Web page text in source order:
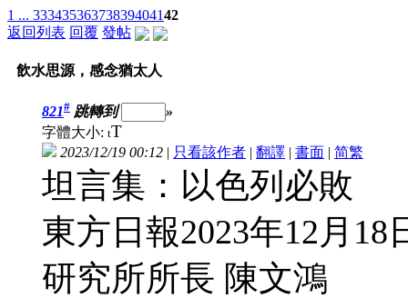
1 ... 33343536373839404142
返回列表 回覆 發帖
飲水思源，感念猶太人
821# 跳轉到
»
字體大小: tT
2023/12/19 00:12 | 只看該作者 | 翻譯 | 書面 | 简繁
坦言集：以色列必敗
東方日報2023年12月18
研究所所長 陳文鴻